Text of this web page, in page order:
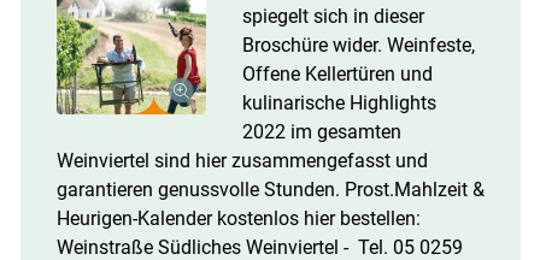
spiegelt sich in dieser
Broschüre wider. Weinfeste,
Offene Kellertüren und
kulinarische Highlights
2022 im gesamten
Weinviertel sind hier zusammengefasst und
garantieren genussvolle Stunden. Prost.Mahlzeit &
Heurigen-Kalender kostenlos hier bestellen:
Weinstraße Südliches Weinviertel - Tel. 05 0259